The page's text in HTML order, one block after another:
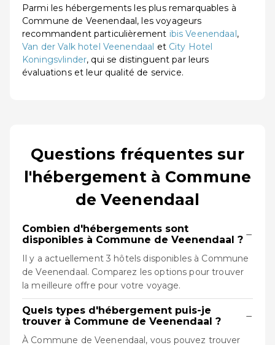
Parmi les hébergements les plus remarquables à
Commune de Veenendaal, les voyageurs
recommandent particulièrement ibis Veenendaal,
Van der Valk hotel Veenendaal et City Hotel
Koningsvlinder, qui se distinguent par leurs
évaluations et leur qualité de service.
Questions fréquentes sur
l'hébergement à Commune
de Veenendaal
Combien d'hébergements sont
disponibles à Commune de Veenendaal ? −
Il y a actuellement 3 hôtels disponibles à Commune
de Veenendaal. Comparez les options pour trouver
la meilleure offre pour votre voyage.
Quels types d'hébergement puis-je
trouver à Commune de Veenendaal ?
−
À Commune de Veenendaal, vous pouvez trouver